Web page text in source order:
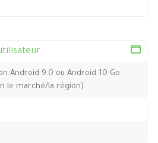
Android 9.0 ou Android 10 Go
le marché/la région)